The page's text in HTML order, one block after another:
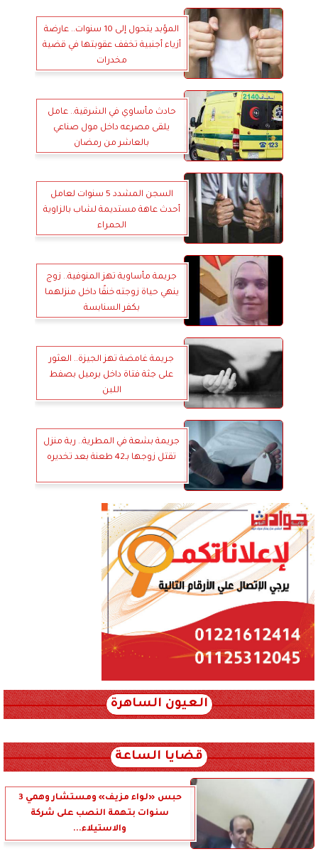
المؤبد يتحول إلى 10 سنوات.. عارضة
أزياء أجنبية تخفف عقوبتها في قضية
مخدرات
حادث مأساوي في الشرقية.. عامل
يلقى مصرعه داخل مول صناعي
بالعاشر من رمضان
السجن المشدد 5 سنوات لعامل
أحدث عاهة مستديمة لشاب بالزاوية
الحمراء
جريمة مأساوية تهز المنوفية.. زوج
ينهي حياة زوجته خنقًا داخل منزلهما
بكفر السنابسة
جريمة غامضة تهز الجيزة.. العثور
على جثة فتاة داخل برميل بصفط
اللبن
جريمة بشعة في المطرية.. ربة منزل
تقتل زوجها بـ42 طعنة بعد تخديره
العيون الساهرة
قضايا الساعة
حبس «لواء مزيف» ومستشار وهمي 3
سنوات بتهمة النصب على شركة
والاستيلاء...